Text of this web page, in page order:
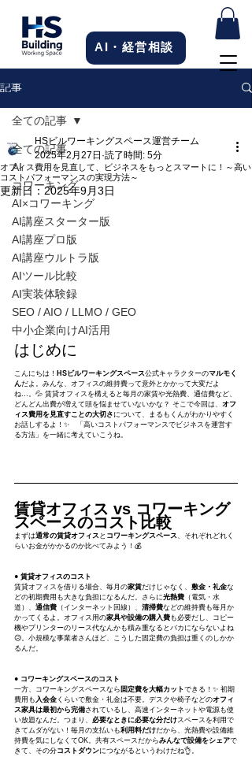
AI・経営相談
記事
全ての記事
AI
コワーキング
AI×コワーキング
AI講座スターター版
AI講座プロ版
AI講座ウルトラ版
AIツール比較
AI実装体験録
SEO / AIO / LLMO / GEO
中小企業向けAI活用
全ての記事
オフィス費用を見直して、ビジネスをもっとスマートに！～高い
コストパフォーマンスの実現方法～
HSビルワーキングスペース運営チーム
2025年2月27日 読了時間: 5分
更新日： 2025年9月3日
はじめに
こんにちは！ HSビルワーキングスペース公式キャラクターのマルモく
んだよ。みんな、オフィスの維持費って意外とかかって大変だよ
ね…。💦 賃貸オフィスを構えると毎月の家賃や光熱費、通信費など、
どんどん出費が増えて頭を悩ませていないかな？ そこで今回は、 オフ
ィス費用を見直すことの大切さについて、まるもくんがわかりやすく
お話しするよ！✨　「高いコストパフォーマンスでビジネスを運営す
る方法」を一緒に考えていこうね。
賃貸オフィス vs コワーキング
スペースのコスト比較
まずは通常の賃貸オフィスと コワーキングスペース、それぞれどれく
らいお金がかかるのか比べてみよう！💰
● 賃貸オフィスのコスト
賃貸オフィスを借りる場合、毎月の家賃だけじゃなく、 敷金・礼金な
どの初期費用も大きな負担になるんだ。さらに光熱費 （電気・水
道）、 通信費 （インターネット回線）、 清掃費などの維持費も毎月か
かってくるよ。オフィス用の家具や設備の購入費も必要だし、コピー
機やプリンターのリース代なんかも積み重なるとバカにならないよね
😥。小規模な事業者さんほど、こうした固定費の負担は重くのしかか
るんだ。
● コワーキングスペースのコスト
一方、コワーキングスペースなら 固定費を大幅カットできる！✨ 初期
費用も 入会金 くらいで敷金・礼金は不要。デスクや椅子などのオフィ
ス家具は最初から完備されているし、高速インターネットや電源も使
い放題なんだ。つまり、 必要なときに必要な分だけスペースを利用で
きてムダがない！毎月の支払いも利用料だけだから、光熱費や設備維
持費を気にしなくてOK。共有スペースだからみんなで設備をシェアで
きて、その分コストダウンにつながるというわけだね👌。